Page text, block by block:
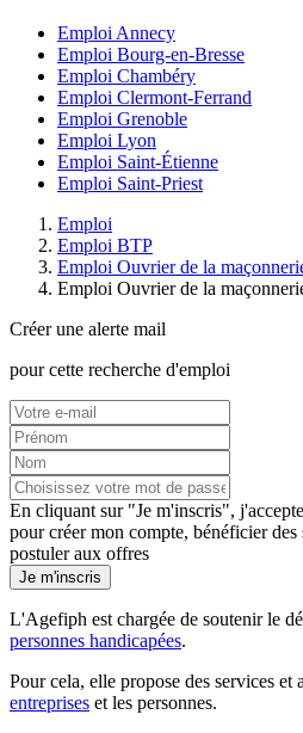
Emploi Annecy
Emploi Bourg-en-Bresse
Emploi Chambéry
Emploi Clermont-Ferrand
Emploi Grenoble
Emploi Lyon
Emploi Saint-Étienne
Emploi Saint-Priest
Emploi
Emploi BTP
Emploi Ouvrier de la
Emploi Ouvrier de la
Créer une alerte mail
pour cette recherche d'emploi
En cliquant sur "Je m'inscris",
pour créer mon compte, bénéficier
postuler aux offres
Je m'inscris
L'Agefiph est chargée de soutenir le
personnes handicapées.
Pour cela, elle propose des services et
entreprises et les personnes.